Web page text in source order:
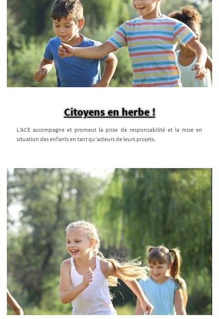
Citoyens en herbe !
L’ACE accompagne et promeut la prise de responsabilité et la mise en
situation des enfants en tant qu'acteurs de leurs projets.